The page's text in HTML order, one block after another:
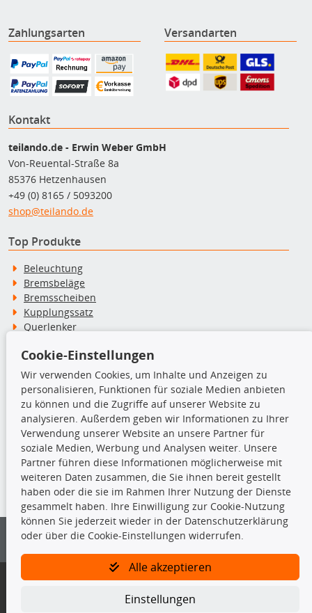
Zahlungsarten Versandarten
Kontakt
teilando.de - Erwin Weber GmbH
Von-Reuental-Straße 8a
85376 Hetzenhausen
+49 (0) 8165 / 5093200
shop@teilando.de
Top Produkte
Beleuchtung
Bremsbeläge
Bremsscheiben
Kupplungssatz
Querlenker
Stoßdämpfer
TecDoc Inside
Die hier angezeigten Daten insbesondere die gesamte Datenbank dürfen
nicht kopiert werden.
Es ist zu unterlassen, die Daten oder die gesamte Datenbank ohne
vorherige Zustimmung von TecDoc zu vervielfältigen, zu verbreiten
und/oder diese Handlungen durch Dritte ausführen zu lassen. Ein
Bitte prüfen Sie, ob das über unseren Onlineshop identifizierte Ersatzteil
Gegebenenfalls sind ergänzende Informationen notwendig, um
Cookie-Einstellungen
Wir verwenden Cookies, um Inhalte und Anzeigen zu
personalisieren, Funktionen für soziale Medien anbieten
zu können und die Zugriffe auf unserer Website zu
analysieren. Außerdem geben wir Informationen zu Ihrer
Verwendung unserer Website an unsere Partner für
soziale Medien, Werbung und Analysen weiter. Unsere
Partner führen diese Informationen möglicherweise mit
weiteren Daten zusammen, die Sie ihnen bereit gestellt
haben oder die sie im Rahmen Ihrer Nutzung der Dienste
gesammelt haben. Ihre Einwilligung zur Cookie-Nutzung
können Sie jederzeit wieder in der Datenschutzerklärung
oder über die Cookie-Einstellungen widerrufen.
Alle akzeptieren
Einstellungen